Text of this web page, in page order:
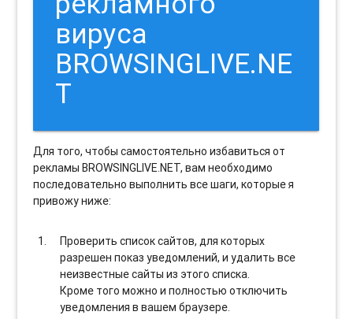
вируса
BROWSINGLIVE.NE
T
Для того, чтобы самостоятельно избавиться от
рекламы BROWSINGLIVE.NET, вам необходимо
последовательно выполнить все шаги, которые я
привожу ниже:
Проверить список сайтов, для которых
разрешен показ уведомлений, и удалить все
неизвестные сайты из этого списка.
Кроме того можно и полностью отключить
уведомления в вашем браузере.